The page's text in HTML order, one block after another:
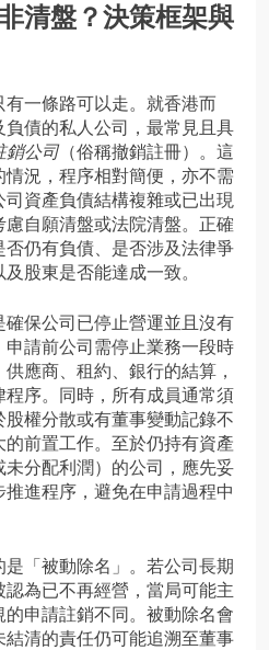
清盤？決策框架與
一條路可以走。就香港而
債的私人公司，最常見且具
銷公司（俗稱撤銷註冊）。這
況，程序相對簡便，亦不需
資產負債結構複雜或已出現
自願清盤或法院清盤。正確
仍有負債、是否涉及法律爭
股東是否能達成一致。
確保公司已停止營運並且沒有
請前公司需停止業務一段時
應商、租約、銀行的結算，
序。同時，所有成員通常須
權分散或有董事變動記錄不
前置工作。至於仍持有資產
未分配利潤）的公司，應先妥
進程序，避免在申請過程中
是「被動除名」。若公司長期
為已不再經營，當局可能主
申請註銷不同。被動除名會
清的責任仍可能追溯至董事